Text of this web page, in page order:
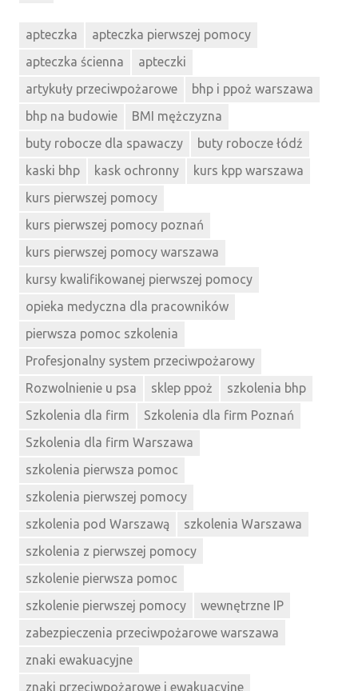
apteczka
apteczka pierwszej pomocy
apteczka ścienna
apteczki
artykuły przeciwpożarowe
bhp i ppoż warszawa
bhp na budowie
BMI mężczyzna
buty robocze dla spawaczy
buty robocze łódź
kaski bhp
kask ochronny
kurs kpp warszawa
kurs pierwszej pomocy
kurs pierwszej pomocy poznań
kurs pierwszej pomocy warszawa
kursy kwalifikowanej pierwszej pomocy
opieka medyczna dla pracowników
pierwsza pomoc szkolenia
Profesjonalny system przeciwpożarowy
Rozwolnienie u psa
sklep ppoż
szkolenia bhp
Szkolenia dla firm
Szkolenia dla firm Poznań
Szkolenia dla firm Warszawa
szkolenia pierwsza pomoc
szkolenia pierwszej pomocy
szkolenia pod Warszawą
szkolenia Warszawa
szkolenia z pierwszej pomocy
szkolenie pierwsza pomoc
szkolenie pierwszej pomocy
wewnętrzne IP
zabezpieczenia przeciwpożarowe warszawa
znaki ewakuacyjne
znaki przeciwpożarowe i ewakuacyjne